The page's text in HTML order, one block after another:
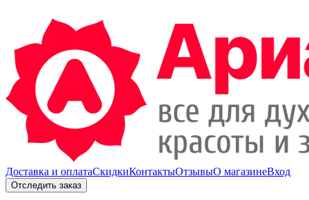
Доставка и оплатаСкидкиКонтактыОтзывыО магазинеВход
Отследить заказ